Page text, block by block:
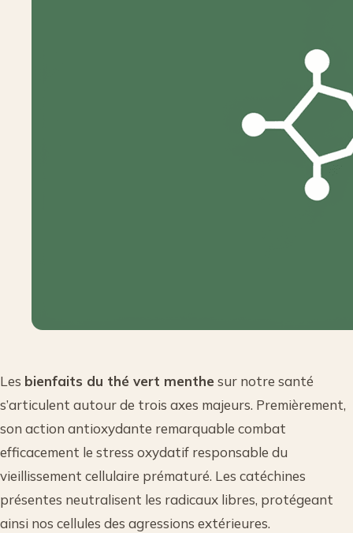
Les bienfaits du thé vert menthesur notre santé
s’articulent autour de trois axes majeurs. Premièrement,
son action antioxydante remarquable combat
efficacement le stress oxydatif responsable du
vieillissement cellulaire prématuré. Les catéchines
présentes neutralisent les radicaux libres, protégeant
ainsi nos cellules des agressions extérieures.